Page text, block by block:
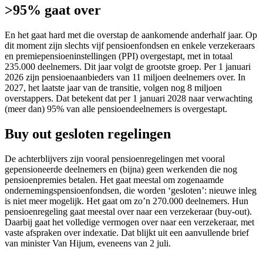
>95% gaat over
En het gaat hard met die overstap de aankomende anderhalf jaar. Op
dit moment zijn slechts vijf pensioenfondsen en enkele verzekeraars
en premiepensioeninstellingen (PPI) overgestapt, met in totaal
235.000 deelnemers. Dit jaar volgt de grootste groep. Per 1 januari
2026 zijn pensioenaanbieders van 11 miljoen deelnemers over. In
2027, het laatste jaar van de transitie, volgen nog 8 miljoen
overstappers. Dat betekent dat per 1 januari 2028 naar verwachting
(meer dan) 95% van alle pensioendeelnemers is overgestapt.
Buy out gesloten regelingen
De achterblijvers zijn vooral pensioenregelingen met vooral
gepensioneerde deelnemers en (bijna) geen werkenden die nog
pensioenpremies betalen. Het gaat meestal om zogenaamde
ondernemingspensioenfondsen, die worden ‘gesloten’: nieuwe inleg
is niet meer mogelijk. Het gaat om zo’n 270.000 deelnemers. Hun
pensioenregeling gaat meestal over naar een verzekeraar (buy-out).
Daarbij gaat het volledige vermogen over naar een verzekeraar, met
vaste afspraken over indexatie. Dat blijkt uit een aanvullende brief
van minister Van Hijum, eveneens van 2 juli.